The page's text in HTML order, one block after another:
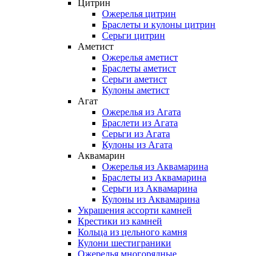
Цитрин
Ожерелья цитрин
Браслеты и кулоны цитрин
Серьги цитрин
Аметист
Ожерелья аметист
Браслеты аметист
Серьги аметист
Кулоны аметист
Агат
Ожерелья из Агата
Браслети из Агата
Серьги из Агата
Кулоны из Агата
Аквамарин
Ожерелья из Аквамарина
Браслеты из Аквамарина
Серьги из Аквамарина
Кулоны из Аквамарина
Украшения ассорти камней
Крестики из камней
Кольца из цельного камня
Кулони шестиграники